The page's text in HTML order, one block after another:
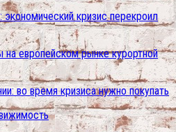
кризис перекроил
на европейском рынке курортной
во время кризиса нужно покупать